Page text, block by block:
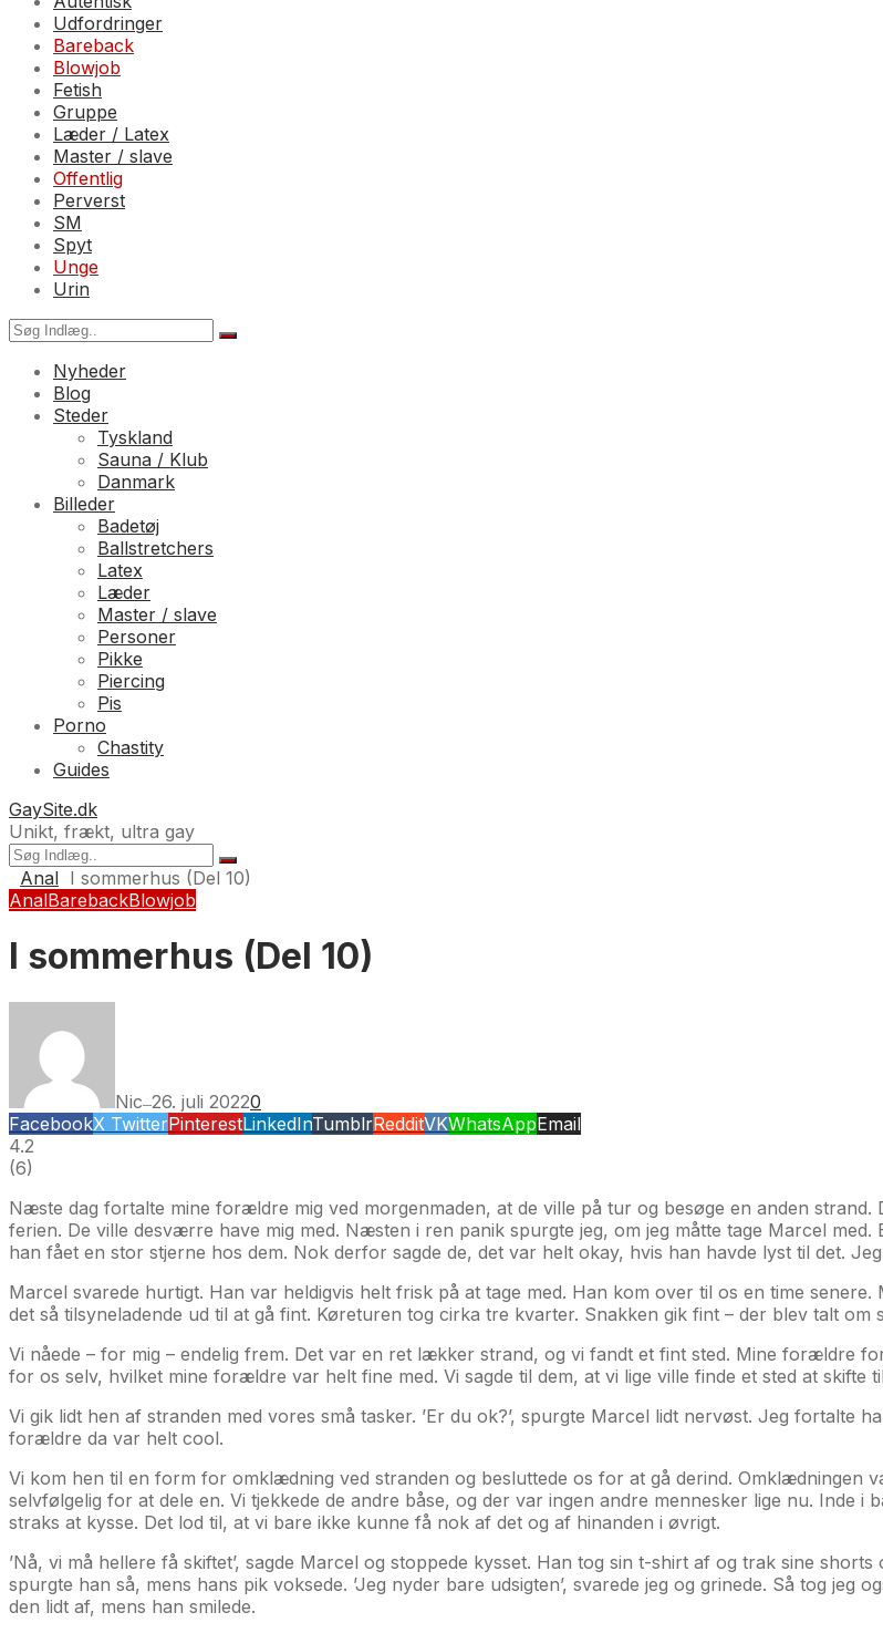
Udfordringer
Bareback
Blowjob
Fetish
Gruppe
Læder / Latex
Master / slave
Offentlig
Perverst
SM
Spyt
Unge
Urin
Nyheder
Blog
Steder
Tyskland
Sauna / Klub
Danmark
Billeder
Badetøj
Ballstretchers
Latex
Læder
Master / slave
Personer
Pikke
Piercing
Pis
Porno
Chastity
Guides
GaySite.dk
Unikt, frækt, ultra gay
Anal I sommerhus (Del 10)
AnalBarebackBlowjob
I sommerhus (Del 10)
Nic—26. juli 20220
FacebookX TwitterPinterestLinkedInTumblrRedditVKWhatsAppEmail
4.2
(6)
Næste dag fortalte mine forældre mig ved morgenmaden, at de ville på tur og besøge en anden
ferien. De ville desværre have mig med. Næsten i ren panik spurgte jeg, om jeg måtte tage Marcel
han fået en stor stjerne hos dem. Nok derfor sagde de, det var helt okay, hvis han havde lyst til det.
Marcel svarede hurtigt. Han var heldigvis helt frisk på at tage med. Han kom over til os en time
det så tilsyneladende ud til at gå fint. Køreturen tog cirka tre kvarter. Snakken gik fint – der blev talt om
Vi nåede – for mig – endelig frem. Det var en ret lækker strand, og vi fandt et fint sted. Mine forældre
for os selv, hvilket mine forældre var helt fine med. Vi sagde til dem, at vi lige ville finde et sted at skifte
Vi gik lidt hen af stranden med vores små tasker. ’Er du ok?’, spurgte Marcel lidt nervøst. Jeg fortalte
forældre da var helt cool.
Vi kom hen til en form for omklædning ved stranden og besluttede os for at gå derind. Omklædningen
selvfølgelig for at dele en. Vi tjekkede de andre båse, og der var ingen andre mennesker lige nu. Inde
straks at kysse. Det lod til, at vi bare ikke kunne få nok af det og af hinanden i øvrigt.
’Nå, vi må hellere få skiftet’, sagde Marcel og stoppede kysset. Han tog sin t-shirt af og trak sine
spurgte han så, mens hans pik voksede. ’Jeg nyder bare udsigten’, svarede jeg og grinede. Så tog
den lidt af, mens han smilede.